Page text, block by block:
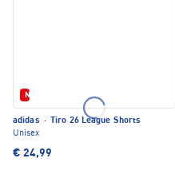
Neu
adidas ·
Tiro 26 League Shorts
Unisex
€ 24,99